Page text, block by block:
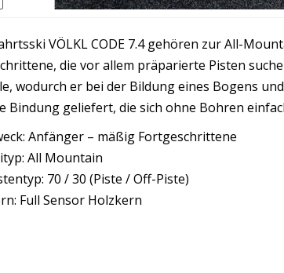
VÖLKL CODE 7.4 gehören zur All-
die vor allem präparierte Pisten
wodurch er bei der Bildung eines Bogens
Bindung geliefert, die sich ohne Bohren
Anfänger – mäßig Fortgeschrittene
All Mountain
70 / 30 (Piste / Off-Piste)
Full Sensor Holzkern